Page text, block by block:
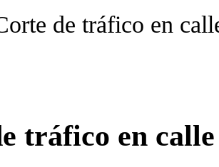
de tráfico en
tráfico en